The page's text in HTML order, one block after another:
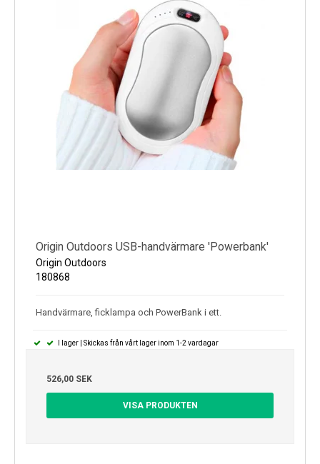
Origin Outdoors USB-handvärmare 'Powerbank'
Origin Outdoors
180868
Handvärmare, ficklampa och PowerBank i ett.
I lager | Skickas från vårt lager inom 1-2 vardagar
526,00 SEK
VISA PRODUKTEN